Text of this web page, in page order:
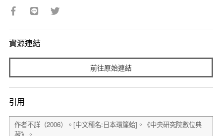
資源連結
前往原始連結
引用